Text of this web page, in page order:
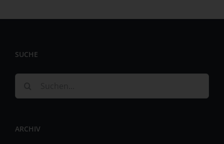
SUCHE
nach:
ARCHIV
identifizierbare natürliche Person, deren
Vorgangsreihe im Zusammenhang mit